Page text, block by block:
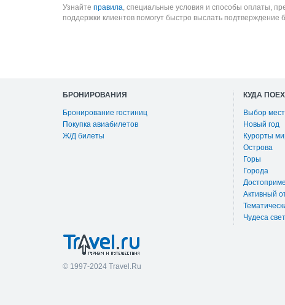
Узнайте правила, специальные условия и способы оплаты,
поддержки клиентов помогут быстро выслать
БРОНИРОВАНИЯ
Бронирование гостиниц
Покупка авиабилетов
Ж/Д билеты
КУДА
Выбор
Новый год
Курорты
Острова
Горы
Города
Активный
Чудеса
© 1997-2024 Travel.Ru